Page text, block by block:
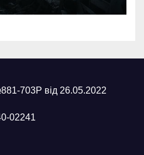
703Р від 26.05.2022
02241